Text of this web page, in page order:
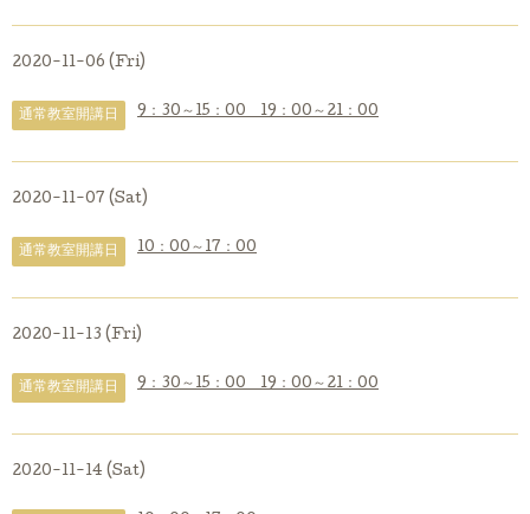
2020-11-06 (Fri)
通常教室開講日 9：30～15：00 19：00～21：00
2020-11-07 (Sat)
通常教室開講日 10：00～17：00
2020-11-13 (Fri)
通常教室開講日 9：30～15：00 19：00～21：00
2020-11-14 (Sat)